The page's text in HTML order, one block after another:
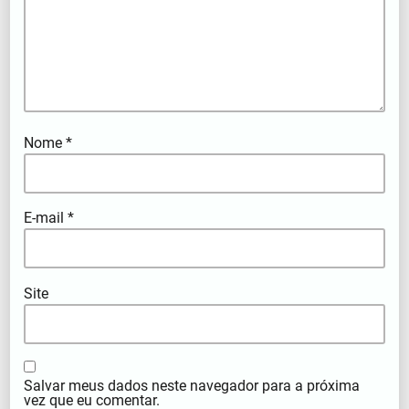
Nome*
E-mail*
Site
Salvar meus dados neste navegador para a próxima
vez que eu comentar.